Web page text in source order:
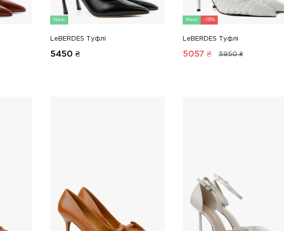
New
LeBERDES Туфлі
5450 ₴
New -15%
LeBERDES Туфлі
5057 ₴ 5950 ₴